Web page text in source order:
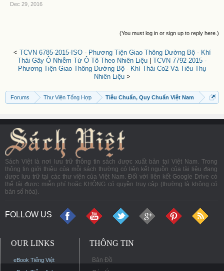
Dec 29, 2016
(You must log in or sign up to reply here.)
< TCVN 6785-2015-ISO - Phương Tiện Giao Thông Đường Bộ - Khí
Thải Gây Ô Nhiễm Từ Ô Tô Theo Nhiên Liệu
TCVN 7792-2015 -
Phương Tiện Giao Thông Đường Bộ - Khí Thải Co2 Và Tiêu Thụ
Nhiên Liệu>
Forums Thư Viện Tổng Hợp Tiêu Chuẩn, Quy Chuẩn Việt Nam
Sách Việt là nơi lưu trữ thông tin sách được xuất bản tại Việt Nam. Trong
thông tin giới thiệu của mỗi sách thường có liên kết nguồn của tài liệu đang
được lưu trữ tại các thư viện của Việt Nam. Đối với liên kết Google Drive có
thể tải được miễn phí hoặc KHÔNG có quyền truy cập (thường là không có
bản số hóa).
FOLLOW US
OUR LINKS
eBook Tiếng Việt
THÔNG TIN
Bản Đồ